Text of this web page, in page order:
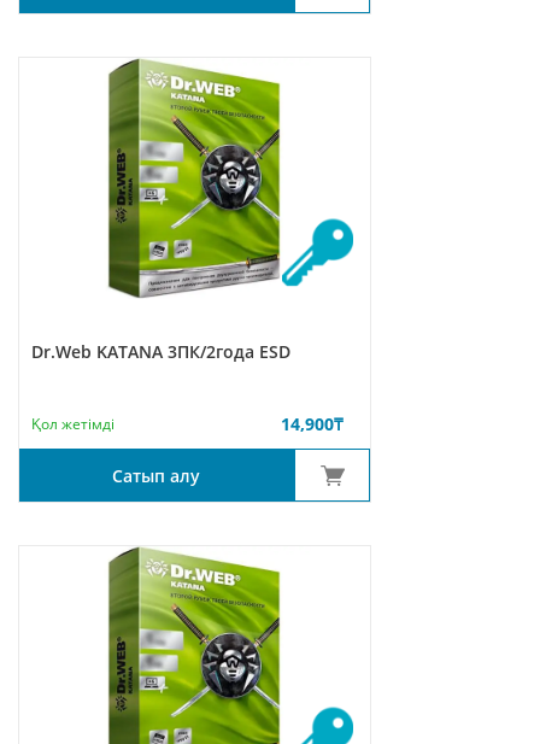
Dr.Web KATANA 3ПК/2года ESD
Қол жетімді 14,900₸
Сатып алу